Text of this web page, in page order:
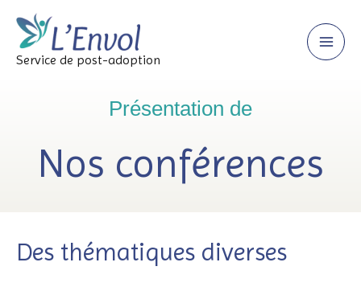
content
Service de post-adoption
Présentation de
Nos conférences
Des thématiques diverses